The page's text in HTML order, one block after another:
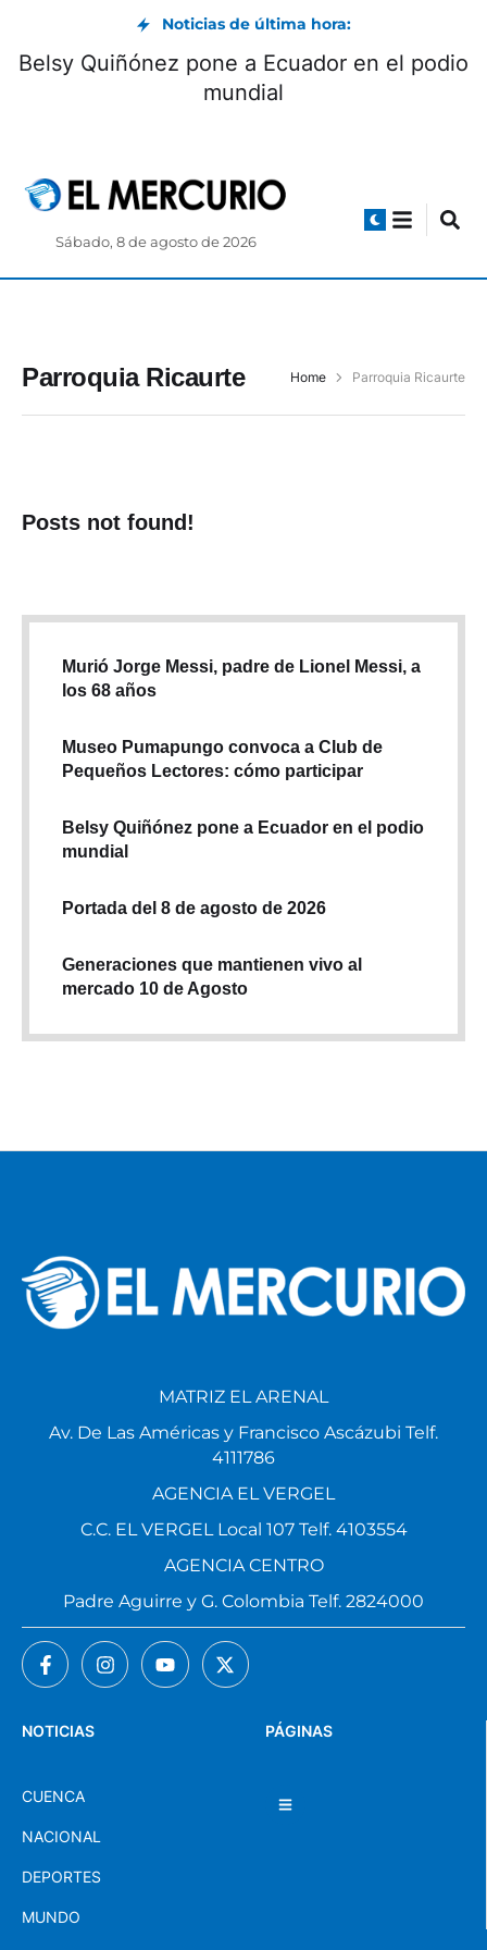
Noticias de última hora:
Belsy Quiñónez pone a Ecuador en el podio
mundial
Sábado, 8 de agosto de 2026
Parroquia Ricaurte Home Parroquia Ricaurte
Posts not found!
Murió Jorge Messi, padre de Lionel Messi, a
los 68 años
Museo Pumapungo convoca a Club de
Pequeños Lectores: cómo participar
Belsy Quiñónez pone a Ecuador en el podio
mundial
Portada del 8 de agosto de 2026
Generaciones que mantienen vivo al
mercado 10 de Agosto
PÁGINAS
NOTICIAS
CUENCA
NACIONAL
DEPORTES
MUNDO
MATRIZ EL ARENAL
Av. De Las Américas y Francisco Ascázubi Telf.
4111786
AGENCIA EL VERGEL
C.C. EL VERGEL Local 107 Telf. 4103554
AGENCIA CENTRO
Padre Aguirre y G. Colombia Telf. 2824000